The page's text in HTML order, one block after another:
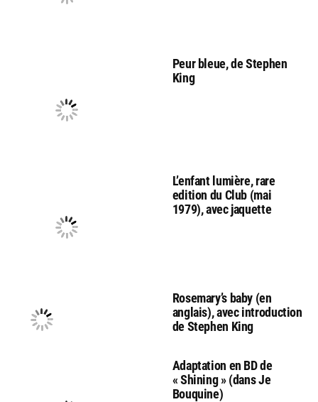
Peur bleue, de Stephen
King
L’enfant lumière, rare
edition du Club (mai
1979), avec jaquette
Rosemary’s baby (en
anglais), avec introduction
de Stephen King
Adaptation en BD de
« Shining » (dans Je
Bouquine)